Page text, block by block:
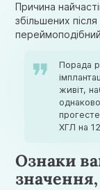
Причина
збільшених
Порада
живіт,
ХГЛ на
Ознаки